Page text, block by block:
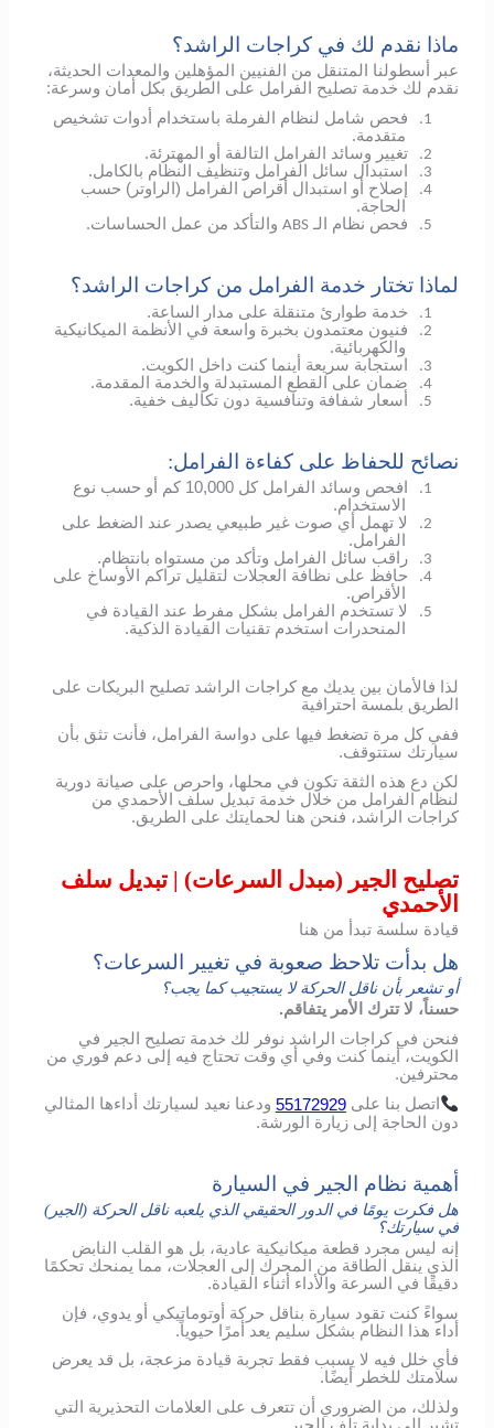
ماذا نقدم لك في كراجات الراشد؟
عبر أسطولنا المتنقل من الفنيين المؤهلين والمعدات الحديثة،
نقدم لك خدمة تصليح الفرامل على الطريق بكل أمان وسرعة:
1.
فحص شامل لنظام الفرملة باستخدام أدوات تشخيص
متقدمة.
2. تغيير وسائد الفرامل التالفة أو المهترئة.
3. استبدال سائل الفرامل وتنظيف النظام بالكامل.
4.
إصلاح أو استبدال أقراص الفرامل (الراوتر) حسب
الحاجة.
5. فحص نظام الـABS والتأكد من عمل الحساسات.
لماذا تختار خدمة الفرامل من كراجات الراشد؟
1. خدمة طوارئ متنقلة على مدار الساعة.
2.
فنيون معتمدون بخبرة واسعة في الأنظمة الميكانيكية
والكهربائية.
3. استجابة سريعة أينما كنت داخل الكويت.
4. ضمان على القطع المستبدلة والخدمة المقدمة.
5. أسعار شفافة وتنافسية دون تكاليف خفية.
نصائح للحفاظ على كفاءة الفرامل:
1.
افحص وسائد الفرامل كل 10,000 كم أو حسب نوع
الاستخدام.
2.
لا تهمل أي صوت غير طبيعي يصدر عند الضغط على
الفرامل.
3. راقب سائل الفرامل وتأكد من مستواه بانتظام.
4.
حافظ على نظافة العجلات لتقليل تراكم الأوساخ على
الأقراص.
5.
لا تستخدم الفرامل بشكل مفرط عند القيادة في
المنحدرات استخدم تقنيات القيادة الذكية.
لذا فالأمان بين يديك مع كراجات الراشد تصليح البريكات على
الطريق بلمسة احترافية
ففي كل مرة تضغط فيها على دواسة الفرامل، فأنت تثق بأن
سيارتك ستتوقف.
لكن دع هذه الثقة تكون في محلها، واحرص على صيانة دورية
لنظام الفرامل من خلال خدمة تبديل سلف الأحمدي من
كراجات الراشد، فنحن هنا لحمايتك على الطريق.
تصليح الجير (مبدل السرعات) | تبديل سلف
الأحمدي
قيادة سلسة تبدأ من هنا
هل بدأت تلاحظ صعوبة في تغيير السرعات؟
أو تشعر بأن ناقل الحركة لا يستجيب كما يجب؟
حسناً، لا تترك الأمر يتفاقم.
فنحن في كراجات الراشد نوفر لك خدمة تصليح الجير في
الكويت، أينما كنت وفي أي وقت تحتاج فيه إلى دعم فوري من
محترفين.
اتصل بنا على55172929 ودعنا نعيد لسيارتك أداءها
المثالي
دون الحاجة إلى زيارة الورشة.
أهمية نظام الجير في السيارة
هل فكرت يومًا في الدور الحقيقي الذي يلعبه ناقل الحركة (الجير)
في سيارتك؟
إنه ليس مجرد قطعة ميكانيكية عادية، بل هو القلب النابض
الذي ينقل الطاقة من المحرك إلى العجلات، مما يمنحك تحكمًا
دقيقًا في السرعة والأداء أثناء القيادة.
سواءً كنت تقود سيارة بناقل حركة أوتوماتيكي أو يدوي، فإن
أداء هذا النظام بشكل سليم يعد أمرًا حيوياً.
فأي خلل فيه لا يسبب فقط تجربة قيادة مزعجة، بل قد يعرض
سلامتك للخطر أيضًا.
ولذلك، من الضروري أن تتعرف على العلامات التحذيرية التي